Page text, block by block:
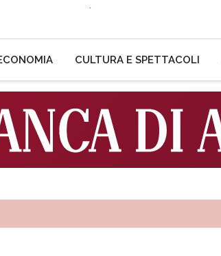
CULTURA E SPETTACOLI